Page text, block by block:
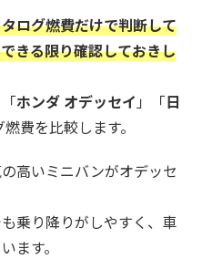
ログ燃費だけで判断して
きる限り確認しておきし
ホンダ オデッセイ 」「日
費を比較します。
高いミニバンがオデッセ
乗り降りがしやすく、車
ます。